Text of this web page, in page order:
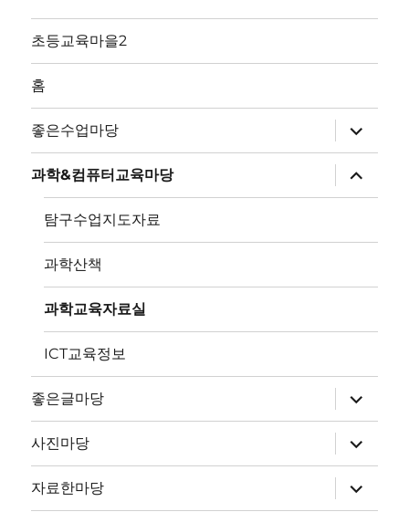
초등교육마을2
홈
좋은수업마당
위
메
뉴
확
장
과학&컴퓨터교육마당
위
메
장
탐구수업지도자료
과학산책
과학교육자료실
ICT교육정보
좋은글마당
위
메
뉴
확
장
사진마당
위
메
뉴
확
자료한마당
위